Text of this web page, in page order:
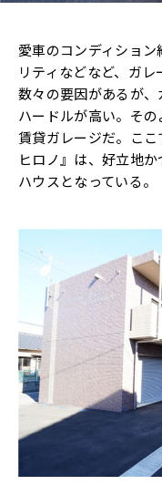
愛車のコンディショ
リティなどなど、ガ
数々の要因があるが
ハードルが高い。そ
賃貸ガレージだ。こ
ヒロノ』は、好立地
ハウスとなっている。